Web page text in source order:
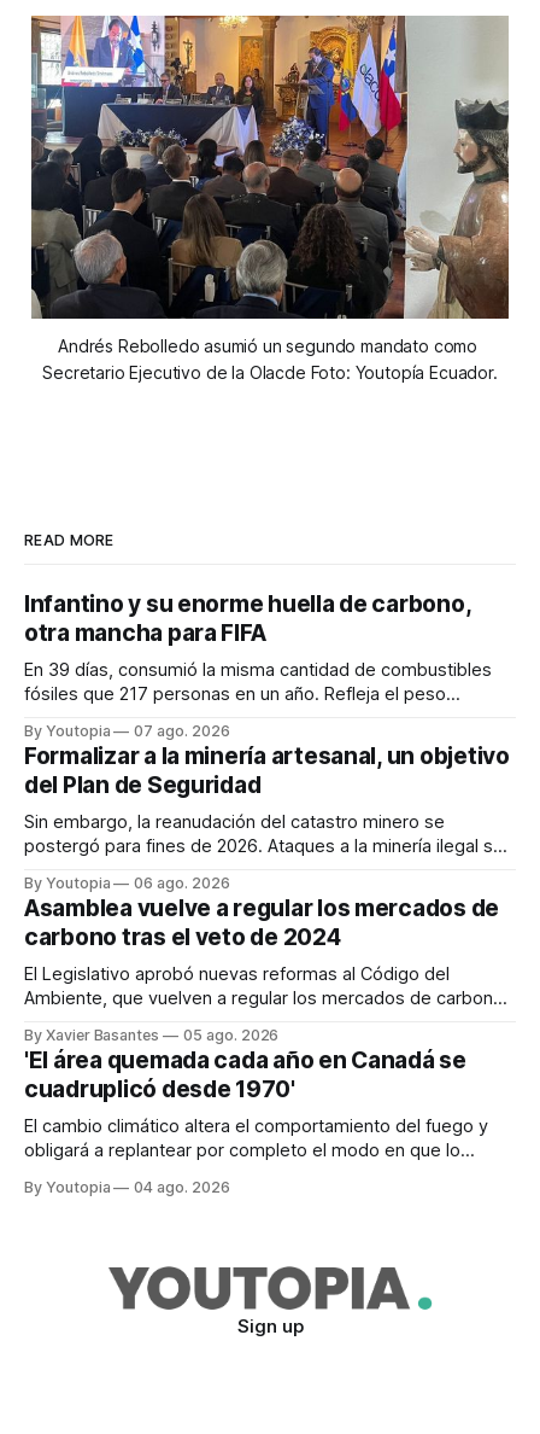
Andrés Rebolledo asumió un segundo mandato como
Secretario Ejecutivo de la Olacde Foto: Youtopía Ecuador.
READ MORE
Infantino y su enorme huella de carbono,
otra mancha para FIFA
En 39 días, consumió la misma cantidad de combustibles
fósiles que 217 personas en un año. Refleja el peso
By Youtopia 07 ago. 2026
Formalizar a la minería artesanal, un objetivo
del Plan de Seguridad
Sin embargo, la reanudación del catastro minero se
postergó para fines de 2026. Ataques a la minería ilegal se
By Youtopia 06 ago. 2026
Asamblea vuelve a regular los mercados de
carbono tras el veto de 2024
El Legislativo aprobó nuevas reformas al Código del
Ambiente, que vuelven a regular los mercados de carbono,
By Xavier Basantes 05 ago. 2026
'El área quemada cada año en Canadá se
cuadruplicó desde 1970'
El cambio climático altera el comportamiento del fuego y
obligará a replantear por completo el modo en que lo
By Youtopia 04 ago. 2026
Sign up